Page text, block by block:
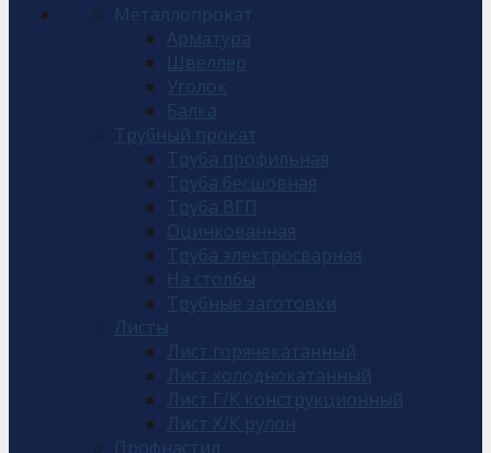
Металлопрокат
Арматура
Швеллер
Уголок
Балка
Трубный прокат
Труба профильная
Труба бесшовная
Труба ВГП
Оцинкованная
Труба электросварная
На столбы
Трубные заготовки
Листы
Лист горячекатанный
Лист холоднокатанный
Лист Г/К конструкционный
Лист Х/К рулон
Профнастил